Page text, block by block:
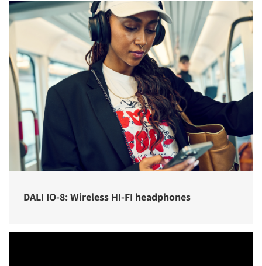
DALI IO-8: Wireless HI-FI headphones